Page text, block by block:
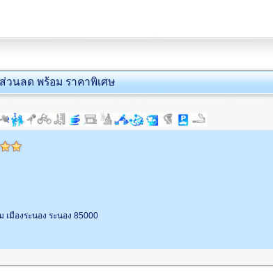
วนลด พร้อม ราคาพิเศษ
เมืองระนอง ระนอง 85000